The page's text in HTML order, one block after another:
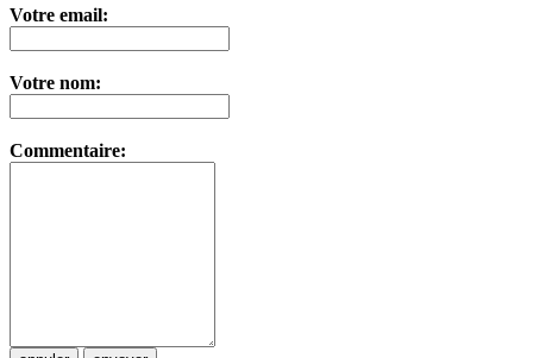
Votre email:
Votre nom:
Commentaire: